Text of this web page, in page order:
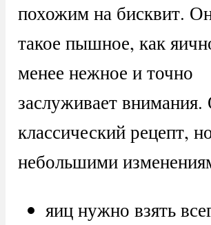
похожим на бисквит.
такое пышное, как
менее нежное и точно
заслуживает
классический рецепт,
небольшими
яиц нужно взять